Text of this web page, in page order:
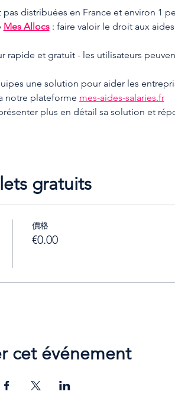
distribuées en France et environ 1
Mes Allocs : faire valoir le droit aux
rapide et gratuit - les utilisateurs
une solution pour aider les
notre plateforme mes-aides-salaries.fr
plus en détail sa solution et
gratuits
價格
€0.00
cet événement